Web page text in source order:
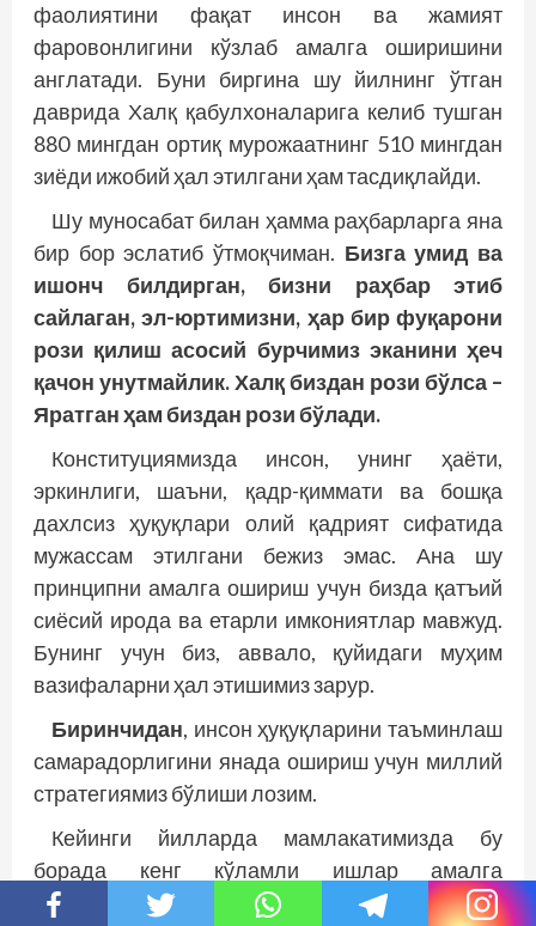
фаолиятини фақат инсон ва жамият
фаровонлигини кўзлаб амалга оширишини
англатади. Буни биргина шу йилнинг ўтган
даврида Халқ қабулхоналарига келиб тушган
880 мингдан ортиқ мурожаатнинг 510 мингдан
зиёди ижобий ҳал этилгани ҳам тасдиқлайди.
Шу муносабат билан ҳамма раҳбарларга яна
бир бор эслатиб ўтмоқчиман. Бизга умид ва
ишонч билдирган, бизни раҳбар этиб
сайлаган, эл-юртимизни, ҳар бир фуқарони
рози қилиш асосий бурчимиз эканини ҳеч
қачон унутмайлик. Халқ биздан рози бўлса –
Яратган ҳам биздан рози бўлади.
Конституциямизда инсон, унинг ҳаёти,
эркинлиги, шаъни, қадр-қиммати ва бошқа
дахлсиз ҳуқуқлари олий қадрият сифатида
мужассам этилгани бежиз эмас. Ана шу
принципни амалга ошириш учун бизда қатъий
сиёсий ирода ва етарли имкониятлар мавжуд.
Бунинг учун биз, аввало, қуйидаги муҳим
вазифаларни ҳал этишимиз зарур.
Биринчидан, инсон ҳуқуқларини таъминлаш
самарадорлигини янада ошириш учун миллий
стратегиямиз бўлиши лозим.
Кейинги йилларда мамлакатимизда бу
борада кенг кўламли ишлар амалга
оширилаётгани сизларга яхши маълум.